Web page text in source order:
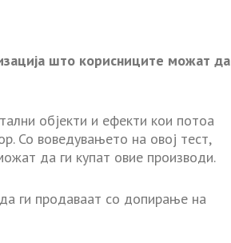
што корисниците можат да
објекти и ефекти кои потоа
Со воведувањето на овој тест,
да ги купат овие производи.
ги продаваат со допирање на